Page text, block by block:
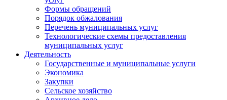
Формы обращений
Порядок обжалования
Перечень муниципальных услуг
Технологические схемы предоставления
муниципальных услуг
Деятельность
Государственные и муниципальные услуги
Экономика
Закупки
Сельское хозяйство